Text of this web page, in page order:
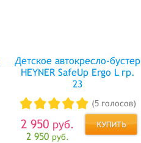
Детское автокресло-бустер
HEYNER SafeUp Ergo L гр.
23
(5 голосов)
2 950 руб.
2 950 руб.